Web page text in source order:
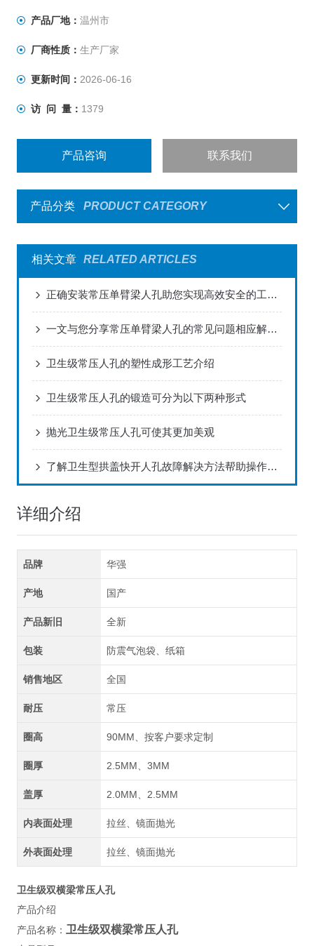
产品厂地： 温州市
厂商性质： 生产厂家
更新时间： 2026-06-16
访 问 量： 1379
产品咨询 联系我们
产品分类 PRODUCT CATEGORY
相关文章 RELATED ARTICLES
正确安装常压单臂梁人孔助您实现高效安全的工程部署
一文与您分享常压单臂梁人孔的常见问题相应解决方法
卫生级常压人孔的塑性成形工艺介绍
卫生级常压人孔的锻造可分为以下两种形式
抛光卫生级常压人孔可使其更加美观
了解卫生型拱盖快开人孔故障解决方法帮助操作人员快速排除问题
详细介绍
品牌 华强
产地 国产
产品新旧 全新
包装 防震气泡袋、纸箱
销售地区 全国
耐压 常压
圈高 90MM、按客户要求定制
圈厚 2.5MM、3MM
盖厚 2.0MM、2.5MM
内表面处理 拉丝、镜面抛光
外表面处理 拉丝、镜面抛光
卫生级双横梁常压人孔
产品介绍
产品名称： 卫生级双横梁常压人孔